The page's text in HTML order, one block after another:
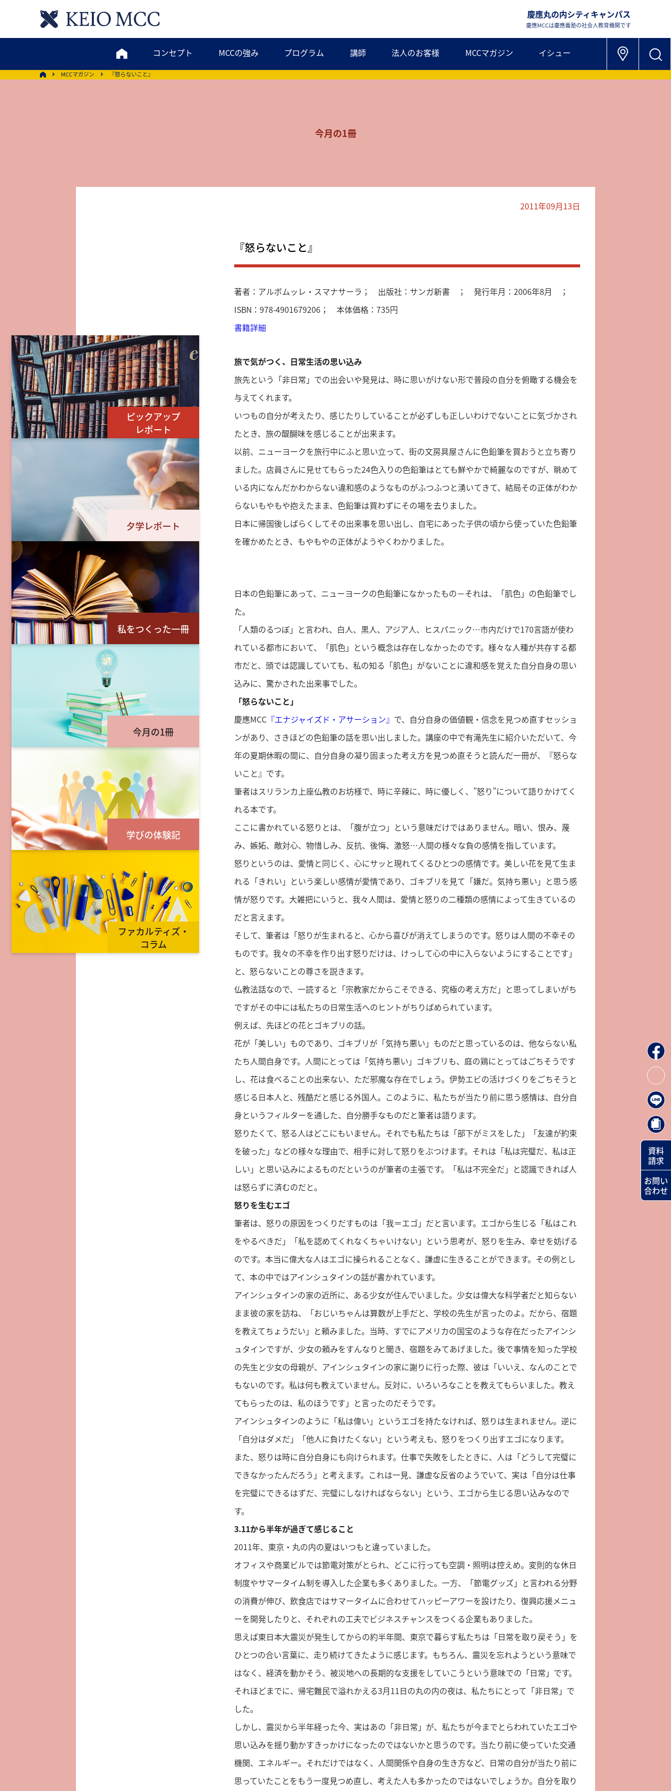
慶應丸の内シティキャンパス
慶應MCCは慶應義塾の社会人教育機関です
コンセプト MCCの強み プログラム 講師 法人のお客様 MCCマガジン イシュー
MCCマガジン 『怒らないこと』
今月の1冊
2011年09月13日
『怒らないこと』
著者：アルボムッレ・スマナサーラ； 出版社：サンガ新書 ； 発行年月：2006年8月 ；
ISBN：978-4901679206； 本体価格：735円
書籍詳細
旅で気がつく、日常生活の思い込み
旅先という「非日常」での出会いや発見は、時に思いがけない形で普段の自分を俯瞰する機会を
与えてくれます。
いつもの自分が考えたり、感じたりしていることが必ずしも正しいわけでないことに気づかされ
たとき、旅の醍醐味を感じることが出来ます。
以前、ニューヨークを旅行中にふと思い立って、街の文房具屋さんに色鉛筆を買おうと立ち寄り
ました。店員さんに見せてもらった24色入りの色鉛筆はとても鮮やかで綺麗なのですが、眺めて
いる内になんだかわからない違和感のようなものがふつふつと湧いてきて、結局その正体がわか
らないもやもや抱えたまま、色鉛筆は買わずにその場を去りました。
日本に帰国後しばらくしてその出来事を思い出し、自宅にあった子供の頃から使っていた色鉛筆
を確かめたとき、もやもやの正体がようやくわかりました。
日本の色鉛筆にあって、ニューヨークの色鉛筆になかったもの－それは、「肌色」の色鉛筆でし
た。
「人類のるつぼ」と言われ、白人、黒人、アジア人、ヒスパニック…市内だけで170言語が使わ
れている都市において、「肌色」という概念は存在しなかったのです。様々な人種が共存する都
市だと、頭では認識していても、私の知る「肌色」がないことに違和感を覚えた自分自身の思い
込みに、驚かされた出来事でした。
「怒らないこと」
慶應MCC 『エナジャイズド・アサーション』 で、自分自身の価値観・信念を見つめ直すセッショ
ンがあり、さきほどの色鉛筆の話を思い出しました。講座の中で有滝先生に紹介いただいて、今
年の夏期休暇の間に、自分自身の凝り固まった考え方を見つめ直そうと読んだ一冊が、『怒らな
いこと』です。
筆者はスリランカ上座仏教のお坊様で、時に辛辣に、時に優しく、”怒り”について語りかけてく
れる本です。
ここに書かれている怒りとは、「腹が立つ」という意味だけではありません。暗い、恨み、蔑
み、嫉妬、敵対心、物惜しみ、反抗、後悔、激怒…人間の様々な負の感情を指しています。
怒りというのは、愛情と同じく、心にサッと現れてくるひとつの感情です。美しい花を見て生ま
れる「きれい」という楽しい感情が愛情であり、ゴキブリを見て「嫌だ。気持ち悪い」と思う感
情が怒りです。大雑把にいうと、我々人間は、愛情と怒りの二種類の感情によって生きているの
だと言えます。
そして、筆者は「怒りが生まれると、心から喜びが消えてしまうのです。怒りは人間の不幸その
ものです。我々の不幸を作り出す怒りだけは、けっして心の中に入らないようにすることです」
と、怒らないことの尊さを説きます。
仏教法話なので、一読すると「宗教家だからこそできる、究極の考え方だ」と思ってしまいがち
ですがその中には私たちの日常生活へのヒントがちりばめられています。
例えば、先ほどの花とゴキブリの話。
花が「美しい」ものであり、ゴキブリが「気持ち悪い」ものだと思っているのは、他ならない私
たち人間自身です。人間にとっては「気持ち悪い」ゴキブリも、庭の鶏にとってはごちそうです
し、花は食べることの出来ない、ただ邪魔な存在でしょう。伊勢エビの活けづくりをごちそうと
感じる日本人と、残酷だと感じる外国人。このように、私たちが当たり前に思う感情は、自分自
身というフィルターを通した、自分勝手なものだと筆者は語ります。
怒りたくて、怒る人はどこにもいません。それでも私たちは「部下がミスをした」「友達が約束
を破った」などの様々な理由で、相手に対して怒りをぶつけます。それは「私は完璧だ、私は正
しい」と思い込みによるものだというのが筆者の主張です。「私は不完全だ」と認識できれば人
は怒らずに済むのだと。
怒りを生むエゴ
筆者は、怒りの原因をつくりだすものは「我＝エゴ」だと言います。エゴから生じる「私はこれ
をやるべきだ」「私を認めてくれなくちゃいけない」という思考が、怒りを生み、幸せを妨げる
のです。本当に偉大な人はエゴに操られることなく、謙虚に生きることができます。その例とし
て、本の中ではアインシュタインの話が書かれています。
アインシュタインの家の近所に、ある少女が住んでいました。少女は偉大な科学者だと知らない
まま彼の家を訪ね、「おじいちゃんは算数が上手だと、学校の先生が言ったのよ。だから、宿題
を教えてちょうだい」と頼みました。当時、すでにアメリカの国宝のような存在だったアインシ
ュタインですが、少女の頼みをすんなりと聞き、宿題をみてあげました。後で事情を知った学校
の先生と少女の母親が、アインシュタインの家に謝りに行った際、彼は「いいえ、なんのことで
もないのです。私は何も教えていません。反対に、いろいろなことを教えてもらいました。教え
てもらったのは、私のほうです」と言ったのだそうです。
アインシュタインのように「私は偉い」というエゴを持たなければ、怒りは生まれません。逆に
「自分はダメだ」「他人に負けたくない」という考えも、怒りをつくり出すエゴになります。
また、怒りは時に自分自身にも向けられます。仕事で失敗をしたときに、人は「どうして完璧に
できなかったんだろう」と考えます。これは一見、謙虚な反省のようでいて、実は「自分は仕事
を完璧にできるはずだ、完璧にしなければならない」という、エゴから生じる思い込みなので
す。
3.11から半年が過ぎて感じること
2011年、東京・丸の内の夏はいつもと違っていました。
オフィスや商業ビルでは節電対策がとられ、どこに行っても空調・照明は控えめ。変則的な休日
制度やサマータイム制を導入した企業も多くありました。一方、「節電グッズ」と言われる分野
の消費が伸び、飲食店ではサマータイムに合わせてハッピーアワーを設けたり、復興応援メニュ
ーを開発したりと、それぞれの工夫でビジネスチャンスをつくる企業もありました。
思えば東日本大震災が発生してからの約半年間、東京で暮らす私たちは「日常を取り戻そう」を
ひとつの合い言葉に、走り続けてきたように感じます。もちろん、震災を忘れようという意味で
はなく、経済を動かそう、被災地への長期的な支援をしていこうという意味での「日常」です。
それほどまでに、帰宅難民で溢れかえる3月11日の丸の内の夜は、私たちにとって「非日常」で
した。
しかし、震災から半年経った今、実はあの「非日常」が、私たちが今までとらわれていたエゴや
思い込みを揺り動かすきっかけになったのではないかと思うのです。当たり前に使っていた交通
機関、エネルギー。それだけではなく、人間関係や自身の生き方など、日常の自分が当たり前に
思っていたことをもう一度見つめ直し、考えた人も多かったのではないでしょうか。自分を取り
ピックアップ
レポート
夕学レポート
私をつくった一冊
今月の1冊
学びの体験記
ファカルティズ・
コラム
資料
請求
お問い
合わせ